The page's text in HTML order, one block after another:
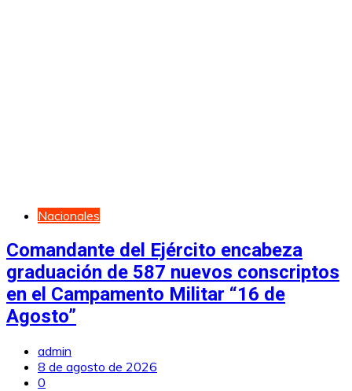
Nacionales
Comandante del Ejército encabeza
graduación de 587 nuevos conscriptos
en el Campamento Militar “16 de
Agosto”
admin
8 de agosto de 2026
0